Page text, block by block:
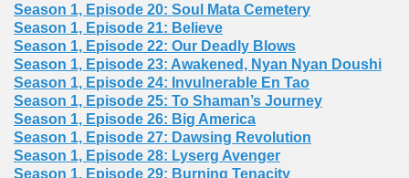
Season 1, Episode 20: Soul Mata Cemetery
Season 1, Episode 21: Believe
Season 1, Episode 22: Our Deadly Blows
Season 1, Episode 23: Awakened, Nyan Nyan Doushi
Season 1, Episode 24: Invulnerable En Tao
Season 1, Episode 25: To Shaman’s Journey
Season 1, Episode 26: Big America
Season 1, Episode 27: Dawsing Revolution
Season 1, Episode 28: Lyserg Avenger
Season 1, Episode 29: Burning Tenacity